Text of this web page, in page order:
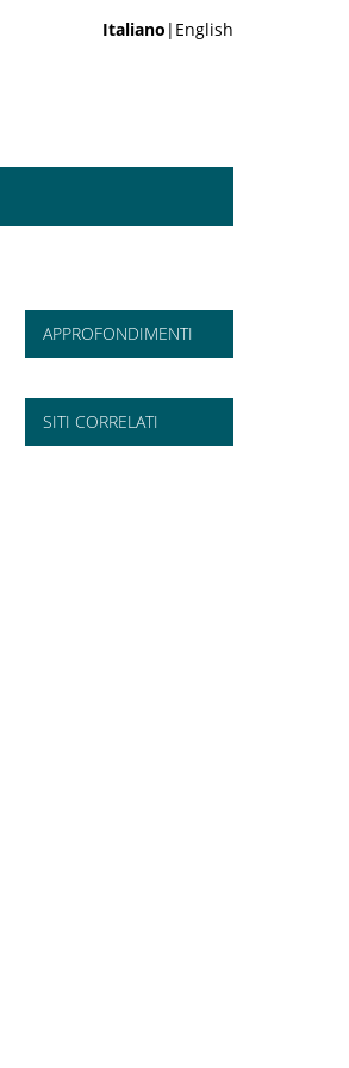
Italiano |English
APPROFONDIMENTI
SITI CORRELATI